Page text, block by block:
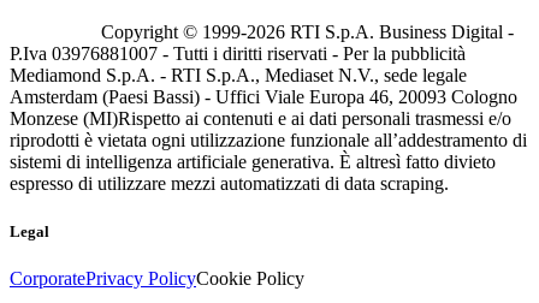
Copyright © 1999-2026 RTI S.p.A. Business Digital -
P.Iva 03976881007 - Tutti i diritti riservati - Per la pubblicità
Mediamond S.p.A. - RTI S.p.A., Mediaset N.V., sede legale
Amsterdam (Paesi Bassi) - Uffici Viale Europa 46, 20093 Cologno
Monzese (MI)Rispetto ai contenuti e ai dati personali trasmessi e/o
riprodotti è vietata ogni utilizzazione funzionale all’addestramento di
sistemi di intelligenza artificiale generativa. È altresì fatto divieto
espresso di utilizzare mezzi automatizzati di data scraping.
Legal
CorporatePrivacy PolicyCookie Policy